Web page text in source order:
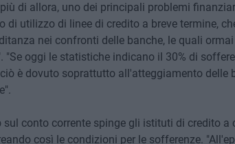
di allora, uno dei principali problemi
di utilizzo di linee di credito a breve termine,
nei confronti delle banche, le quali
"Se oggi le statistiche indicano il 30% di
è dovuto soprattutto all'atteggiamento delle
conto corrente spinge gli istituti di credito a
così le condizioni per le sofferenze.